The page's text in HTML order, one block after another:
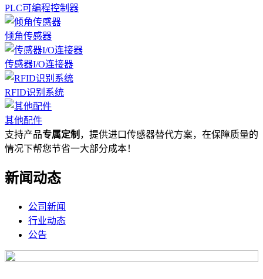
PLC可编程控制器
倾角传感器
传感器I/O连接器
RFID识别系统
其他配件
支持产品专属定制 ，提供进口传感器替代方案，在保障质量的
情况下帮您节省一大部分成本！
新闻动态
公司新闻
行业动态
公告